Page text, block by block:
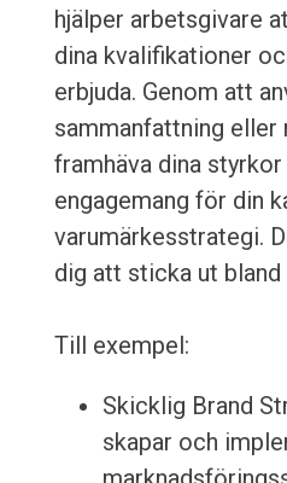
hjälper arbetsgivare
dina kvalifikationer
erbjuda. Genom att
sammanfattning eller
framhäva dina
engagemang för din
varumärkesstrategi.
dig att sticka ut bland
Till exempel:
Skicklig Brand
skapar och